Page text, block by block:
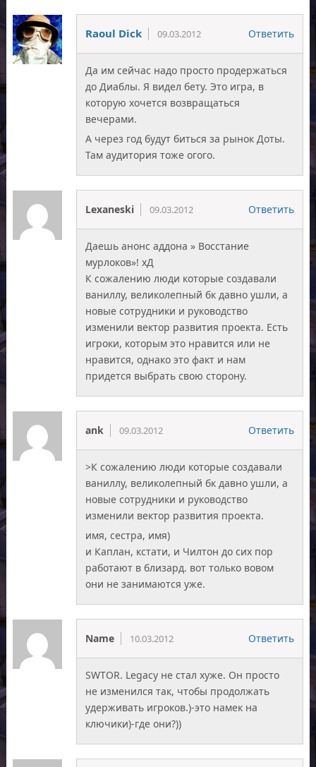
Raoul Dick 09.03.2012 Ответить
Да им сейчас надо просто продержаться
до Диаблы. Я видел бету. Это игра, в
которую хочется возвращаться
вечерами.
А через год будут биться за рынок Доты.
Там аудитория тоже огого.
Lexaneski 09.03.2012 Ответить
Даешь анонс аддона » Восстание
мурлоков»! хД
К сожалению люди которые создавали
ваниллу, великолепный бк давно ушли, а
новые сотрудники и руководство
изменили вектор развития проекта. Есть
игроки, которым это нравится или не
нравится, однако это факт и нам
придется выбрать свою сторону.
ank 09.03.2012 Ответить
>К сожалению люди которые создавали
ваниллу, великолепный бк давно ушли, а
новые сотрудники и руководство
изменили вектор развития проекта.
имя, сестра, имя)
и Каплан, кстати, и Чилтон до сих пор
работают в близард. вот только вовом
они не занимаются уже.
Name 10.03.2012 Ответить
SWTOR. Legacy не стал хуже. Он просто
не изменился так, чтобы продолжать
удерживать игроков.)-это намек на
ключики)-где они?))